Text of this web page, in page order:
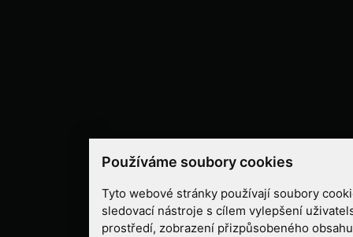
Používáme soubory cookies
Tyto webové stránky používají soubory
sledovací nástroje s cílem vylepšení
prostředí, zobrazení přizpůsobeného